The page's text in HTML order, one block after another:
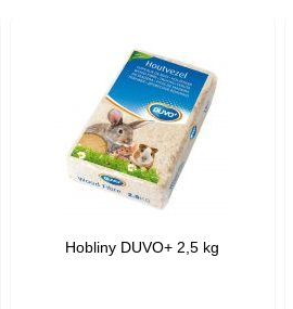
Hobliny DUVO+ 2,5 kg